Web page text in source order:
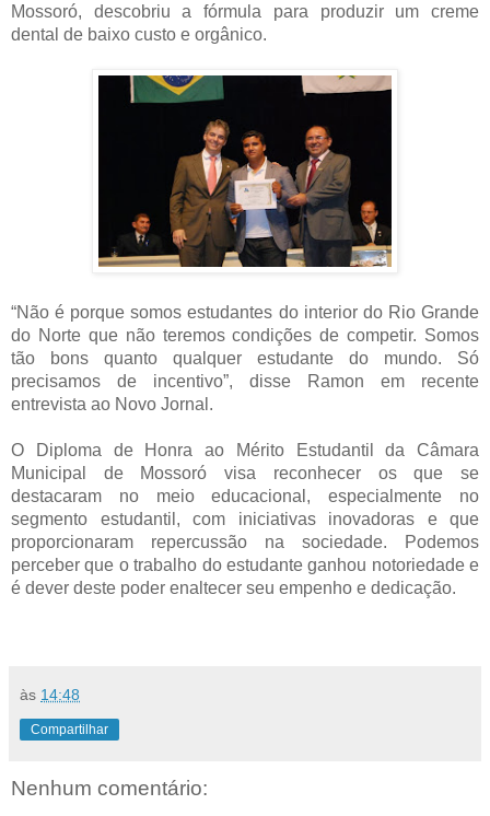
Mossoró, descobriu a fórmula para produzir um creme
dental de baixo custo e orgânico.
“Não é porque somos estudantes do interior do Rio Grande
do Norte que não teremos condições decompetir. Somos
tão bons quanto qualquer estudante do mundo. Só
precisamos de incentivo”, disse Ramon em recente
entrevista ao Novo Jornal.
O Diploma de Honra ao Mérito Estudantil da Câmara
Municipal de Mossoró visa reconhecer os que se
destacaram no meio educacional, especialmente no
segmento estudantil, com iniciativas inovadoras e que
proporcionaram repercussão na sociedade.
Podemos
perceber que o trabalho do estudante ganhou notoriedade e
é dever deste poder enaltecer seu empenho e dedicação.
às 14:48
Compartilhar
Nenhum comentário: